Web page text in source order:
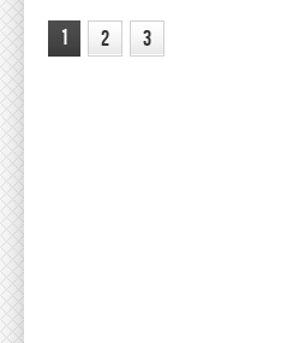
1 2 3